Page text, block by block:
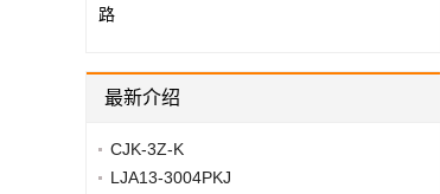
路
最新介绍
CJK-3Z-K
LJA13-3004PKJ